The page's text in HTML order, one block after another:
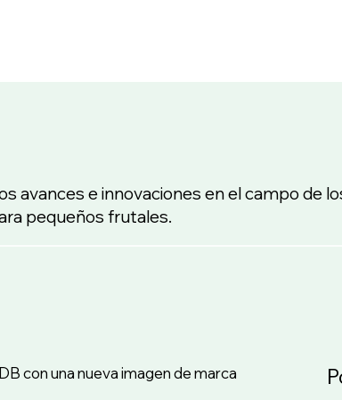
avances e innovaciones en el campo de
pequeños frutales.
con una nueva imagen de marca